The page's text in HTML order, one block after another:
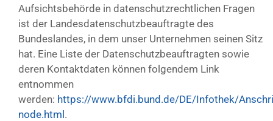
Aufsichtsbehörde in datenschutzrechtlichen Fragen
ist der Landesdatenschutzbeauftragte des
Bundeslandes, in dem unser Unternehmen seinen Sitz
hat. Eine Liste der Datenschutzbeauftragten sowie
deren Kontaktdaten können folgendem Link
entnommen
werden: https://www.bfdi.bund.de/DE/Infothek/
node.html.